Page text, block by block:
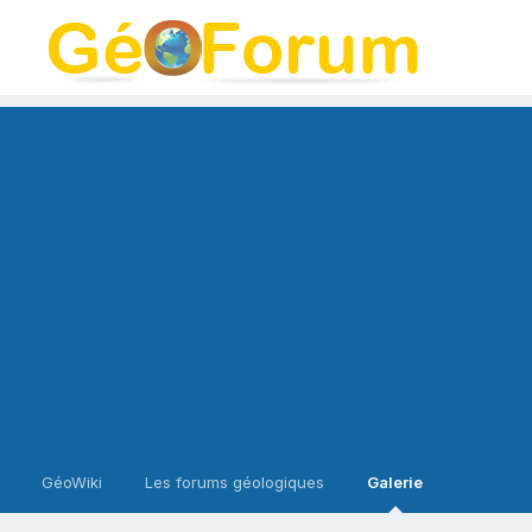
GéoWiki Les forums géologiques Galerie